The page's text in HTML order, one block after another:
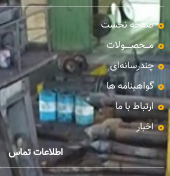
صفحه نخست
مـــحصـــــولات
چندرسانه‌ای
گواهینامه ها
ارتباط با ما
اخبار
اطلاعات تماس